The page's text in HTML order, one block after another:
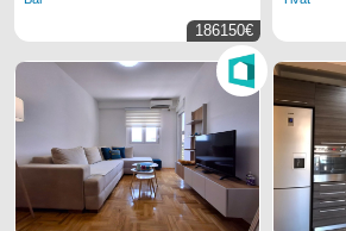
186150€